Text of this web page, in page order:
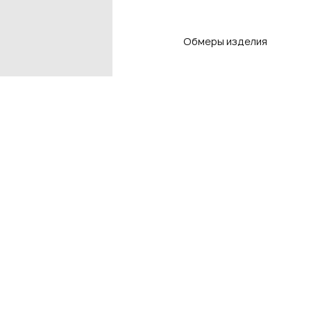
Обмеры изделия